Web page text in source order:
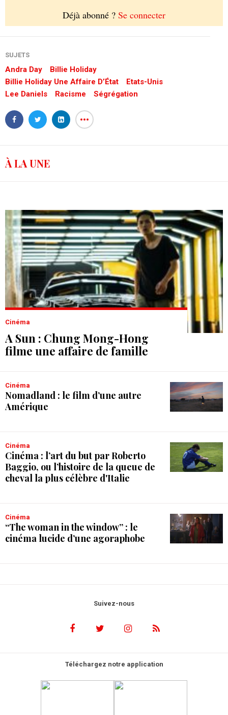
Déjà abonné ? Se connecter
SUJETS
Andra Day
Billie Holiday
Billie Holiday Une Affaire D’État
Etats-Unis
Lee Daniels
Racisme Ségrégation
À LA UNE
Cinéma
A Sun : Chung Mong-Hong
filme une affaire de famille
Cinéma
Nomadland : le film d’une autre
Amérique
Cinéma
Cinéma : l’art du but par Roberto
Baggio, ou l’histoire de la queue de
cheval la plus célèbre d'Italie
Cinéma
“The woman in the window” : le
cinéma lucide d’une agoraphobe
Suivez-nous
Téléchargez notre application